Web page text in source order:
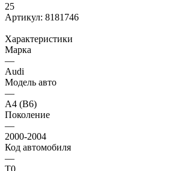
25
Артикул: 8181746
Характеристики
Марка
—
Audi
Модель авто
—
A4 (B6)
Поколение
—
2000-2004
Код автомобиля
—
T0